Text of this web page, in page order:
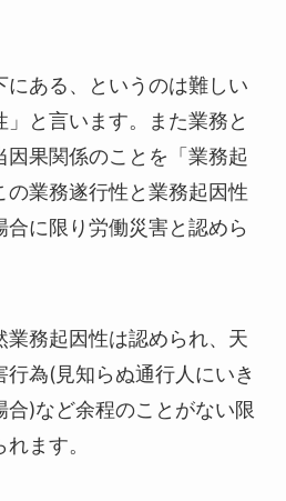
ある、というのは難しい
と言います。また業務と
果関係のことを「業務起
の業務遂行性と業務起因性
に限り労働災害と認めら
務起因性は認められ、天
為(見知らぬ通行人にいき
)など余程のことがない限
ます。